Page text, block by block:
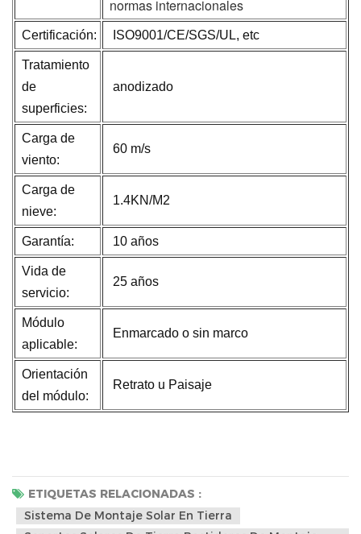
normas internacionales
Certificación: ISO9001/CE/SGS/UL, etc
Tratamiento
de
superficies:
anodizado
Carga de
viento:
60 m/s
Carga de
nieve:
1.4KN/M2
Garantía: 10 años
Vida de
servicio:
25 años
Módulo
aplicable:
Enmarcado o sin marco
Orientación
del módulo:
Retrato u Paisaje
ETIQUETAS RELACIONADAS :
Sistema De Montaje Solar En Tierra